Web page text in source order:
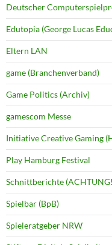
Deutscher
Edutopia (George Lucas
Eltern LAN
game (Branchenverband)
Game Politics (Archiv)
gamescom Messe
Initiative Creative Gaming
Play Hamburg Festival
Schnittberichte
Spielbar (BpB)
Spieleratgeber NRW